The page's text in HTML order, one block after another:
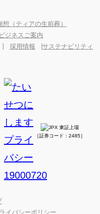
想（ティアの生前葬）
ジネスご案内
採用情報 サステナビリティ
［証券コード：2485］
イバシーポリシー